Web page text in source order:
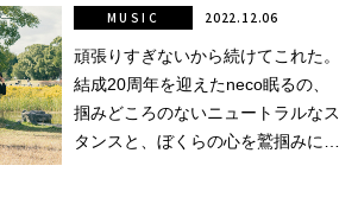
頑張りすぎないから続けてこれた。
結成20周年を迎えたneco眠るの、
掴みどころのないニュートラルなス
タンスと、ぼくらの心を鷲掴みにす
MUSIC 2022.12.06